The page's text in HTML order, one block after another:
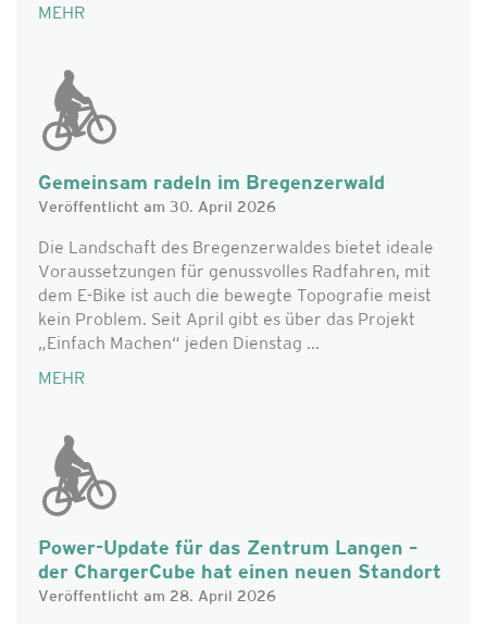
MEHR
Gemeinsam radeln im Bregenzerwald
Veröffentlicht am 30. April 2026
Die Landschaft des Bregenzerwaldes bietet ideale
Voraussetzungen für genussvolles Radfahren, mit
dem E-Bike ist auch die bewegte Topografie meist
kein Problem. Seit April gibt es über das Projekt
„Einfach Machen“ jeden Dienstag ...
MEHR
Power-Update für das Zentrum Langen –
der ChargerCube hat einen neuen Standort
Veröffentlicht am 28. April 2026